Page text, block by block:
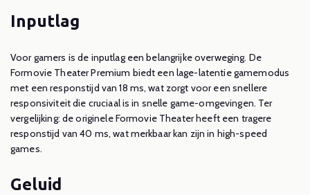
Inputlag
Voor gamers is de inputlag een belangrijke overweging. De
Formovie Theater Premium biedt een lage-latentie gamemodus
met een responstijd van 18 ms, wat zorgt voor een snellere
responsiviteit die cruciaal is in snelle game-omgevingen. Ter
vergelijking: de originele Formovie Theater heeft een tragere
responstijd van 40 ms, wat merkbaar kan zijn in high-speed
games.
Geluid